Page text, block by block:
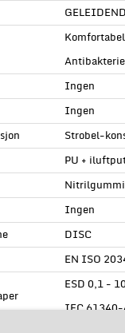
GELEIDEND
Ingen
Ingen
Strobel-
PU +
Nitrilgummi
Ingen
DISC
EN ISO
ESD 0,1 -
IEC